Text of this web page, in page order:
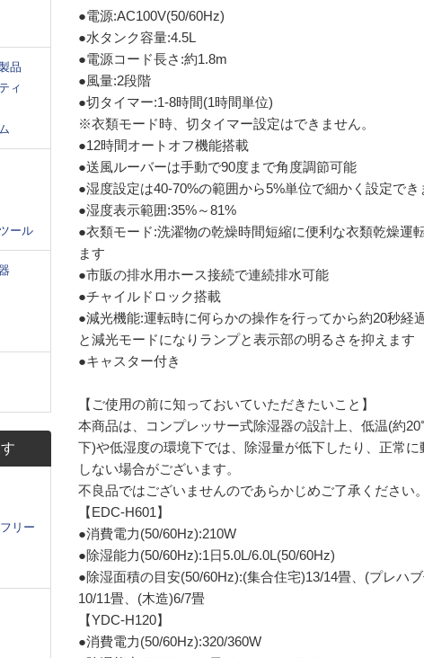
品
ィ
ール
リー
●電源:AC100V(50/60Hz)
●水タンク容量:4.5L
●電源コード長さ:約1.8m
●風量:2段階
●切タイマー:1-8時間(1時間単位)
※衣類モード時、切タイマー設定はできません。
●12時間オートオフ機能搭載
●送風ルーバーは手動で90度まで角度調節可能
●湿度設定は40-70%の範囲から5%単位で細かく設定でき
●湿度表示範囲:35%～81%
●衣類モード:洗濯物の乾燥時間短縮に便利な衣類乾燥運
ます
●市販の排水用ホース接続で連続排水可能
●チャイルドロック搭載
●減光機能:運転時に何らかの操作を行ってから約20秒経
と減光モードになりランプと表示部の明るさを抑えます
●キャスター付き
【ご使用の前に知っておいていただきたいこと】
本商品は、コンプレッサー式除湿器の設計上、低温(約
下)や低湿度の環境下では、除湿量が低下したり、正常に
しない場合がございます。
不良品ではございませんのであらかじめご了承ください。
【EDC-H601】
●消費電力(50/60Hz):210W
●除湿能力(50/60Hz):1日5.0L/6.0L(50/60Hz)
●除湿面積の目安(50/60Hz):(集合住宅)13/14畳、(プレハ
10/11畳、(木造)6/7畳
【YDC-H120】
●消費電力(50/60Hz):320/360W